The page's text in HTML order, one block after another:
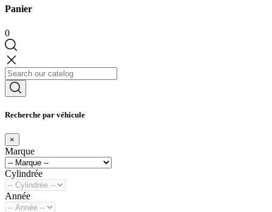
Panier
0
Recherche par véhicule
×
Marque
Cylindrée
Année